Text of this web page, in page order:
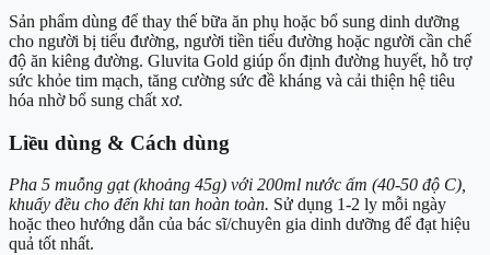
Sản phẩm dùng để thay thế bữa ăn phụ hoặc bổ sung dinh dưỡng
cho người bị tiểu đường, người tiền tiểu đường hoặc người cần chế
độ ăn kiêng đường. Gluvita Gold giúp ổn định đường huyết, hỗ trợ
sức khỏe tim mạch, tăng cường sức đề kháng và cải thiện hệ tiêu
hóa nhờ bổ sung chất xơ.
Liều dùng & Cách dùng
Pha 5 muỗng gạt (khoảng 45g) với 200ml nước ấm (40-50 độ C),
khuấy đều cho đến khi tan hoàn toàn. Sử dụng 1-2 ly mỗi ngày
hoặc theo hướng dẫn của bác sĩ/chuyên gia dinh dưỡng để đạt hiệu
quả tốt nhất.